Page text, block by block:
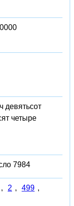
девятьсот
четыре
7984
, 2 , 499 ,